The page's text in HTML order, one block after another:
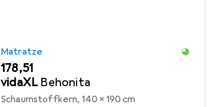
Matratze
EUR
178,51
vidaXL Behonita
Schaumstoffkern, 140 x 190 cm